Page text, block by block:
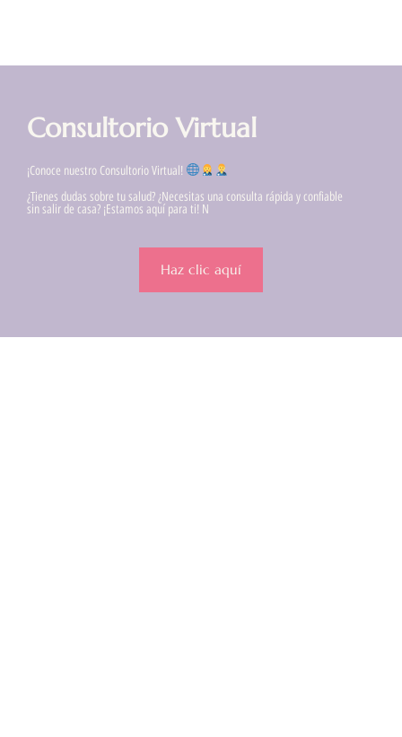
Consultorio Virtual
¡Conoce nuestro Consultorio Virtual!
¿Tienes dudas sobre tu salud? ¿Necesitas una consulta rápida y confiable
sin salir de casa? ¡Estamos aquí para ti! N
Haz clic aquí